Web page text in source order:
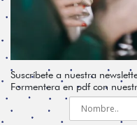
Suscríbete a nuestra
Formentera en pdf con